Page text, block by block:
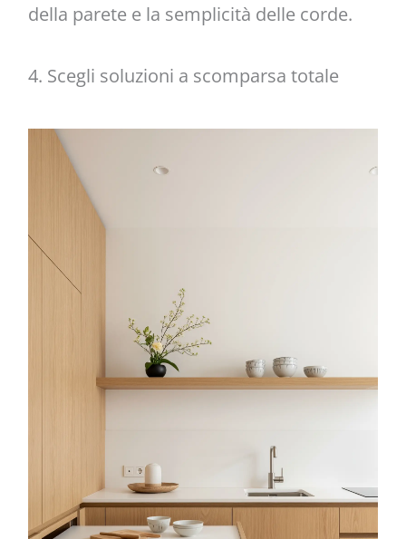
della parete e la semplicità delle corde.
4. Scegli soluzioni a scomparsa totale